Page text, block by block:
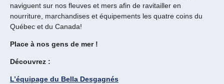
naviguent sur nos fleuves et mers afin de ravitailler en
nourriture, marchandises et équipements les quatre coins du
Québec et du Canada!
Place à nos gens de mer !
Découvrez :
L’équipage du Bella Desgagnés